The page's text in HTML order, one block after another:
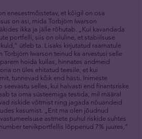
enesestmõistetav, et kõigil on osa
on asi, mida Torbjörn Iwarson
ikka ja jälle rõhutab. „Kui kavandada
portfelli, siis on oluline, et stabiilsuse
ütleb ta. Lisaks kirjutatud raamatule
Torbjörn Iwarson teinud ka arvestusi selle
hoida kullas, hinnates andmeid
on üles ehitatud teesile, et kui
tunnevad kõik end hästi. Inimeste
seevastu selles, kui halvasti end finantsriske
ta oma süsteemiga testida, mil määral
riskide võtmist ning jagada nõuandeid
kasumist. „Ent ma olen jõudnud
astmete puhul riskide suhtes
tervikportfellis lõppenud 7% juures,”